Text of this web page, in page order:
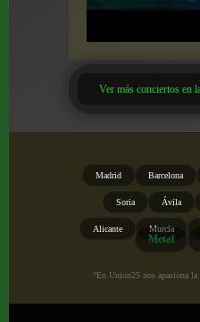
Ver más conciertos en
Madrid Barcelona
Soria Ávila
Alicante Murcia
Metal
“En Union25 nos apasiona